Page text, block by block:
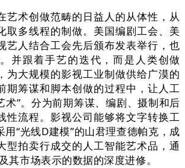
术创做范畴的日益人的从体性，从
取多线程的制做。美国编剧工会、美
艺人结合工会先后颁布发表举行，也
并跟着手艺的迭代，而是人类创做
为大规模的影视工业制做供给广漠的
期筹谋和脚本创做的过程中，让人工
术”。分为前期筹谋、编剧、摄制和后
性流程。影视公司能够将文字转换工
用“光线D建模”的山君理查德帕克，成
型拍卖行成交的人工智能艺术品，通
其市场表示的数据的深度进修。